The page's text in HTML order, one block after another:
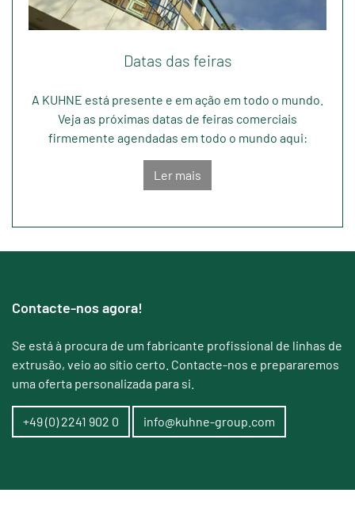
Datas das feiras
A KUHNE está presente e em ação em todo o mundo.
Veja as próximas datas de feiras comerciais
firmemente agendadas em todo o mundo aqui:
Ler mais
Contacte-nos agora!
Se está à procura de um fabricante profissional de linhas de
extrusão, veio ao sítio certo. Contacte-nos e prepararemos
uma oferta personalizada para si.
+49 (0) 2241 902 0 info@kuhne-group.com